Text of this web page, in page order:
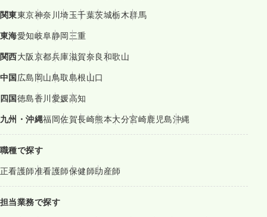
関東東京神奈川埼玉千葉茨城栃木群馬
東海愛知岐阜静岡三重
関西大阪京都兵庫滋賀奈良和歌山
中国広島岡山鳥取島根山口
四国徳島香川愛媛高知
九州・沖縄福岡佐賀長崎熊本大分宮崎鹿児島沖縄
職種で探す
正看護師准看護師保健師助産師
担当業務で探す